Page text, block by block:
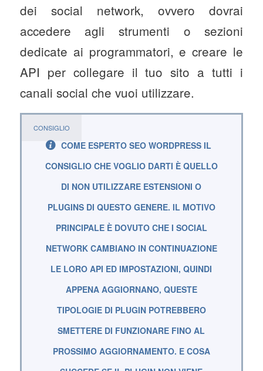
dei social network, ovvero dovrai
accedere agli strumenti o sezioni
dedicate ai programmatori, e creare le
API per collegare il tuo sito a tutti i
canali social che vuoi utilizzare.
CONSIGLIO
COME ESPERTO SEO WORDPRESS IL
CONSIGLIO CHE VOGLIO DARTI È QUELLO
DI NON UTILIZZARE ESTENSIONI O
PLUGINS DI QUESTO GENERE. IL MOTIVO
PRINCIPALE È DOVUTO CHE I SOCIAL
NETWORK CAMBIANO IN CONTINUAZIONE
LE LORO API ED IMPOSTAZIONI, QUINDI
APPENA AGGIORNANO, QUESTE
TIPOLOGIE DI PLUGIN POTREBBERO
SMETTERE DI FUNZIONARE FINO AL
PROSSIMO AGGIORNAMENTO. E COSA